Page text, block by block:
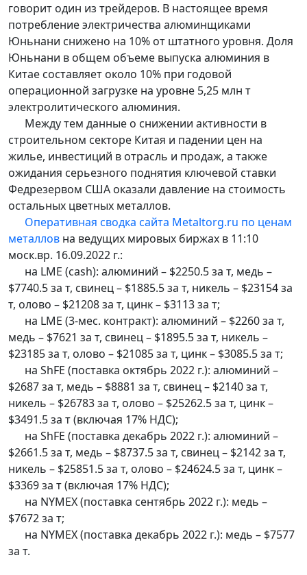
говорит один из трейдеров. В настоящее время
потребление электричества алюминщиками
Юньнани снижено на 10% от штатного уровня. Доля
Юньнани в общем объеме выпуска алюминия в
Китае составляет около 10% при годовой
операционной загрузке на уровне 5,25 млн т
электролитического алюминия.
Между тем данные о снижении активности в
строительном секторе Китая и падении цен на
жилье, инвестиций в отрасль и продаж, а также
ожидания серьезного поднятия ключевой ставки
Федрезервом США оказали давление на стоимость
остальных цветных металлов.
Оперативная сводка сайта Metaltorg.ru по ценам
металлов на ведущих мировых биржах в 11:10
моск.вр. 16.09.2022 г.:
на LME (cash): алюминий – $2250.5 за т, медь –
$7740.5 за т, свинец – $1885.5 за т, никель – $23154 за
т, олово – $21208 за т, цинк – $3113 за т;
на LME (3-мес. контракт): алюминий – $2260 за т,
медь – $7621 за т, свинец – $1895.5 за т, никель –
$23185 за т, олово – $21085 за т, цинк – $3085.5 за т;
на ShFE (поставка октябрь 2022 г.): алюминий –
$2687 за т, медь – $8881 за т, свинец – $2140 за т,
никель – $26783 за т, олово – $25262.5 за т, цинк –
$3491.5 за т (включая 17% НДС);
на ShFE (поставка декабрь 2022 г.): алюминий –
$2661.5 за т, медь – $8737.5 за т, свинец – $2142 за т,
никель – $25851.5 за т, олово – $24624.5 за т, цинк –
$3369 за т (включая 17% НДС);
на NYMEX (поставка сентябрь 2022 г.): медь –
$7672 за т;
на NYMEX (поставка декабрь 2022 г.): медь – $7577
за т.